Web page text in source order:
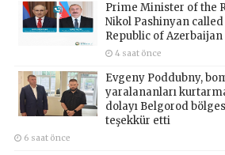
Prime Minister of the
Nikol Pashinyan
Republic of
4 saat önce
Evgeny Poddubny,
yaralananları
dolayı Belgorod
teşekkür etti
6 saat önce